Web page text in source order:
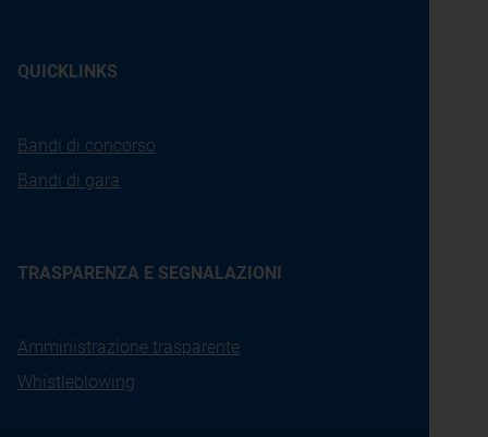
QUICKLINKS
Bandi di concorso
Bandi di gara
TRASPARENZA E SEGNALAZIONI
Amministrazione trasparente
Whistleblowing